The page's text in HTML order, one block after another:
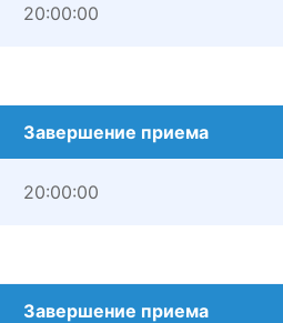
20:00:00
Завершение приема
20:00:00
Завершение приема